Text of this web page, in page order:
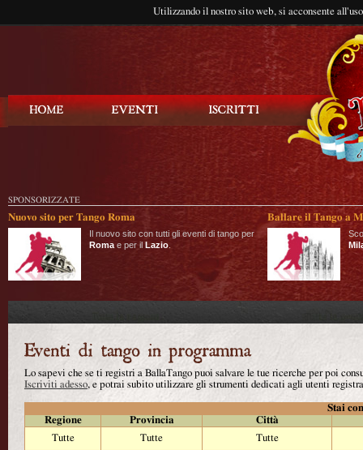
Utilizzando il nostro sito web, si acconsente
SPONSORIZZATE
Nuovo sito per Tango Roma
Il nuovo sito con tutti gli eventi di tango per
Roma e per il Lazio
Ballare il Tango a
Lo sapevi che se ti registri a BallaTango puoi salvare le tue ricerche per poi
Iscriviti adesso, e potrai subito utilizzare gli strumenti dedicati agli utenti
Stai
Regione
Provincia
Città
Tutte
Tutte
Tutte